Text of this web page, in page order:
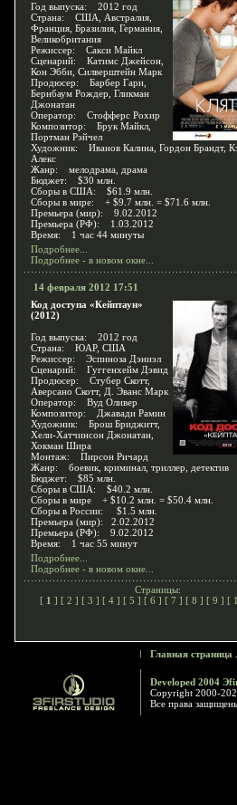
Год выпуска: 2012 год
Страна: США, Австралия,
Франция, Бразилия, Германия,
Великобритания
Режиссер: Сакси Майкл
Сценарий: Катимс Джейсон,
Кон Эбби, Силверштейн Марк
Продюсер: Барбер Гари,
Бернбаум Рождер, Гликман
Джонатан
Оператор: Стофферс Рохир
Композитор: Брук Майкл,
Портман Рэйчел
Художник: Иванов Калина, Гордон Брандт,
Алекс
Жанр: мелодрама, драма
Бюджет: $30 млн.
Сборы в США: $61.9 млн.
Сборы в мире: + $9.7 млн. = $71.6 млн.
Премьера (мир): 9.02.2012
Премьера (РФ): 1.03.2012
Время: 1 час 44 минуты
Подробнее...
Подробнее - в новом окне...
14 февраля 2012 17:51
Код доступа «Кейптаун»
(2012)
Год выпуска: 2012 год
Страна: ЮАР, США
Режиссер: Эспиноза Дэниэл
Сценарий: Гуггенхейм Дэвид
Продюсер: Стубер Скотт,
Аверсано Скотт, Д. Эванс Марк
Оператор: Вуд Оливер
Композитор: Джавади Рамин
Художник: Брош Бриджитт,
Хели-Хатчинсон Джонатан,
Хокман Шира
Монтаж: Пирсон Ричард
Жанр: боевик, криминал, триллер, детектив
Бюджет: $85 млн.
Сборы в США: $40.2 млн.
Сборы в мире + $10.2 млн. = $50.4 млн.
Сборы в России: $1.5 млн.
Премьера (мир): 2.02.2012
Премьера (РФ): 9.02.2012
Время: 1 час 55 минут
Подробнее...
Подробнее - в новом окне...
Страницы:
[ 1 ] [ 2 ] [ 3 ] [ 4 ] [ 5 ] [ 6 ] [ 7 ] [ 8 ] [ 9 ] [
Главная страница
Developed 2004
Copyright 2000-
Все права